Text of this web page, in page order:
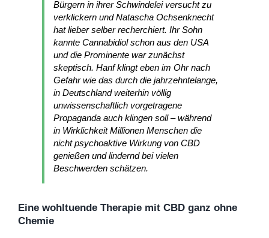
Bürgern in ihrer Schwindelei versucht zu
verklickern und Natascha Ochsenknecht
hat lieber selber recherchiert. Ihr Sohn
kannte Cannabidiol schon aus den USA
und die Prominente war zunächst
skeptisch. Hanf klingt eben im Ohr nach
Gefahr wie das durch die jahrzehntelange,
in Deutschland weiterhin völlig
unwissenschaftlich vorgetragene
Propaganda auch klingen soll – während
in Wirklichkeit Millionen Menschen die
nicht psychoaktive Wirkung von CBD
genießen und lindernd bei vielen
Beschwerden schätzen.
Eine wohltuende Therapie mit CBD ganz ohne
Chemie